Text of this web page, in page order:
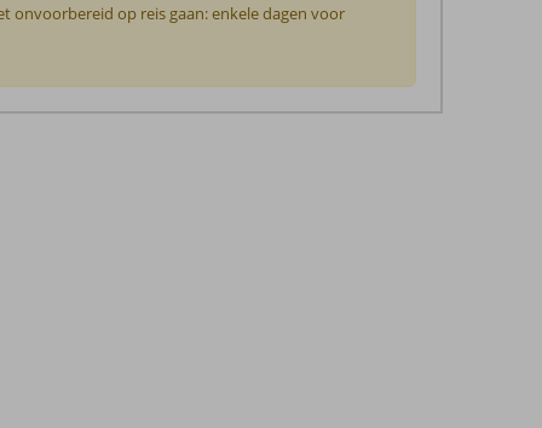
onvoorbereid op reis gaan: enkele dagen voor